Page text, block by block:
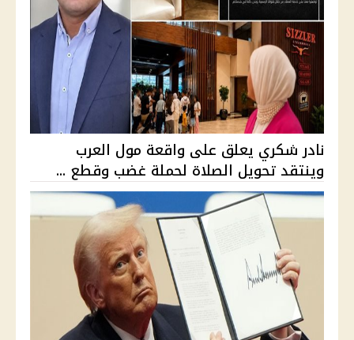
نادر شكري يعلق على واقعة مول العرب
وينتقد تحويل الصلاة لحملة غضب وقطع ...